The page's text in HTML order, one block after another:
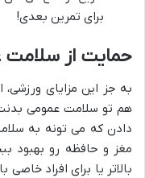
برای تمرین بعدی!
حمایت از
به جز این مزایای
هم تو سلامت عمومی
دادن که می تونه به
مغز و حافظه رو بهبود
بالاتر یا برای افراد